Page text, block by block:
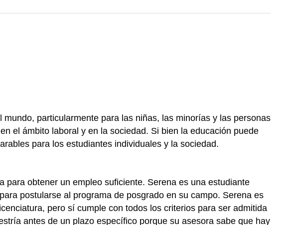
particularmente para las niñas, las minorías y las personas
el ámbito laboral y en la sociedad. Si bien la educación puede
para los estudiantes individuales y la sociedad.
obtener un empleo suficiente. Serena es una estudiante
postularse al programa de posgrado en su campo. Serena es
pero sí cumple con todos los criterios para ser admitida
antes de un plazo específico porque su asesora sabe que hay